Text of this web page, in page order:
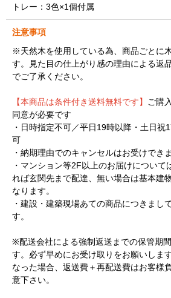
トレー：3色×1個付属
注意事項
※天然木を使用している為、商品ごとに
す。見た目の仕上がり感の理由による返
でご了承ください。
【本商品は条件付き送料無料です】 ご購
同意が必要です
・日時指定不可／平日19時以降・土日祝
可
・納期理由でのキャンセルはお受けでき
・マンション等2F以上のお届けについて
れば玄関先まで配達、無い場合は基本建
なります。
・建設・建築現場あての商品につきまし
す。
※配送会社による強制返送までの保管期
す。必ず早めにお受け取りをお願いしま
なった場合、返送費＋再配送費はお客様
意下さい。